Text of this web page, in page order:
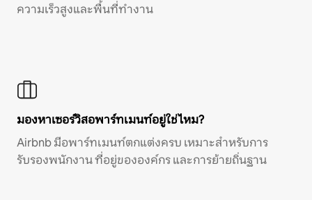
ความเร็วสูงและพื้นที่ทำงาน
มองหาเซอร์วิสอพาร์ทเมนท์อยู่ใช่ไหม?
Airbnb มีอพาร์ทเมนท์ตกแต่งครบ เหมาะสำหรับการ
รับรองพนักงาน ที่อยู่ขององค์กร และการย้ายถิ่นฐาน